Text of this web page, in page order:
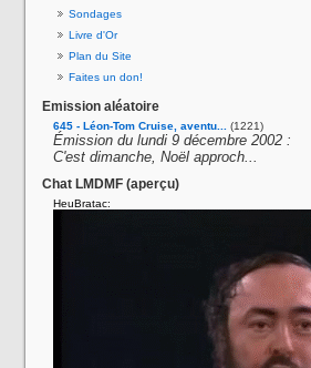
Sondages
Livre d'Or
Plan du Site
Faites un don!
Emission aléatoire
645 - Léon-Tom Cruise, aventu... (1221)
Émission du lundi 9 décembre 2002 :
C'est dimanche, Noël approch...
Chat LMDMF (aperçu)
HeuBratac: